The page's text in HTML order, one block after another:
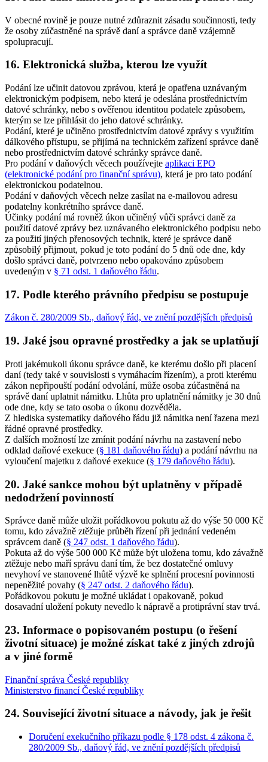
V obecné rovině je pouze nutné zdůraznit zásadu součinnosti, tedy
že osoby zúčastněné na správě daní a správce daně vzájemně
spolupracují.
16. Elektronická služba, kterou lze využít
Podání lze učinit datovou zprávou, která je opatřena uznávaným
elektronickým podpisem, nebo která je odeslána prostřednictvím
datové schránky, nebo s ověřenou identitou podatele způsobem,
kterým se lze přihlásit do jeho datové schránky.
Podání, které je učiněno prostřednictvím datové zprávy s využitím
dálkového přístupu, se přijímá na technickém zařízení správce daně
nebo prostřednictvím datové schránky správce daně.
Pro podání v daňových věcech používejte aplikaci EPO
(elektronické podání pro finanční správu), která je pro tato podání
elektronickou podatelnou.
Podání v daňových věcech nelze zasílat na e-mailovou adresu
podatelny konkrétního správce daně.
Účinky podání má rovněž úkon učiněný vůči správci daně za
použití datové zprávy bez uznávaného elektronického podpisu nebo
za použití jiných přenosových technik, které je správce daně
způsobilý přijmout, pokud je toto podání do 5 dnů ode dne, kdy
došlo správci daně, potvrzeno nebo opakováno způsobem
uvedeným v § 71 odst. 1 daňového řádu.
17. Podle kterého právního předpisu se postupuje
Zákon č. 280/2009 Sb., daňový řád, ve znění pozdějších předpisů
19. Jaké jsou opravné prostředky a jak se uplatňují
Proti jakémukoli úkonu správce daně, ke kterému došlo při placení
daní (tedy také v souvislosti s vymáhacím řízením), a proti kterému
zákon nepřipouští podání odvolání, může osoba zúčastněná na
správě daní uplatnit námitku. Lhůta pro uplatnění námitky je 30 dnů
ode dne, kdy se tato osoba o úkonu dozvěděla.
Z hlediska systematiky daňového řádu již námitka není řazena mezi
řádné opravné prostředky.
Z dalších možností lze zmínit podání návrhu na zastavení nebo
odklad daňové exekuce (§ 181 daňového řádu) a podání návrhu na
vyloučení majetku z daňové exekuce (§ 179 daňového řádu).
20. Jaké sankce mohou být uplatněny v případě
nedodržení povinností
Správce daně může uložit pořádkovou pokutu až do výše 50 000 Kč
tomu, kdo závažně ztěžuje průběh řízení při jednání vedeném
správcem daně (§ 247 odst. 1 daňového řádu).
Pokuta až do výše 500 000 Kč může být uložena tomu, kdo závažně
ztěžuje nebo maří správu daní tím, že bez dostatečné omluvy
nevyhoví ve stanovené lhůtě výzvě ke splnění procesní povinnosti
nepeněžité povahy (§ 247 odst. 2 daňového řádu).
Pořádkovou pokutu je možné ukládat i opakovaně, pokud
dosavadní uložení pokuty nevedlo k nápravě a protiprávní stav trvá.
23. Informace o popisovaném postupu (o řešení
životní situace) je možné získat také z jiných zdrojů
a v jiné formě
Finanční správa České republiky
Ministerstvo financí České republiky
24. Související životní situace a návody, jak je řešit
Doručení exekučního příkazu podle § 178 odst. 4 zákona č.
280/2009 Sb., daňový řád, ve znění pozdějších předpisů